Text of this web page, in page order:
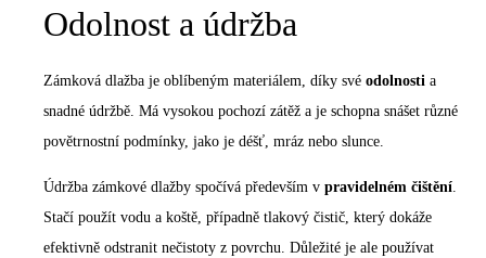
Odolnost a údržba
Zámková dlažba je oblíbeným materiálem, díky své odolnosti a
snadné údržbě. Má vysokou pochozí zátěž a je schopna snášet různé
povětrnostní podmínky, jako je déšť, mráz nebo slunce.
Údržba zámkové dlažby spočívá především v pravidelném čištění.
Stačí použít vodu a koště, případně tlakový čistič, který dokáže
efektivně odstranit nečistoty z povrchu. Důležité je ale používat